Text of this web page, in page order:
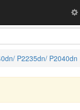
P2235dn/ P2040dn